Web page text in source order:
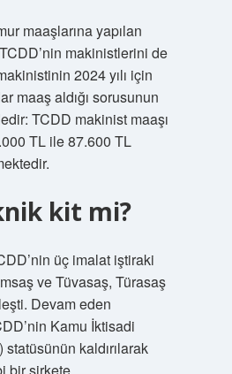
maaşlarına yapılan
makinistlerini de
2024 yılı için
maaş aldığı sorusunun
TCDD makinist maaşı
TL ile 87.600 TL
kit mi?
üç imalat iştiraki
ve Tüvasaş, Türasaş
Devam eden
Kamu İktisadi
kaldırılarak